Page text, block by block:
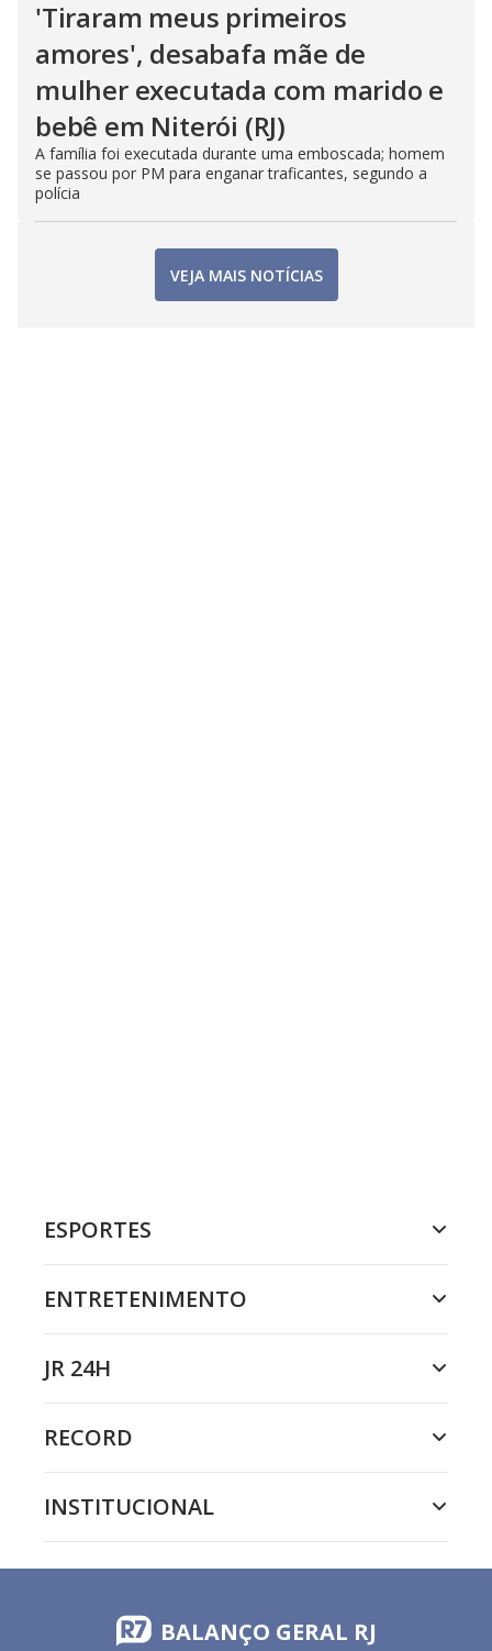
'Tiraram meus primeiros
amores', desabafa mãe de
mulher executada com marido e
bebê em Niterói (RJ)
A família foi executada durante uma emboscada; homem
se passou por PM para enganar traficantes, segundo a
polícia
VEJA MAIS NOTÍCIAS
ESPORTES
ENTRETENIMENTO
JR 24H
RECORD
INSTITUCIONAL
BALANÇO GERAL RJ